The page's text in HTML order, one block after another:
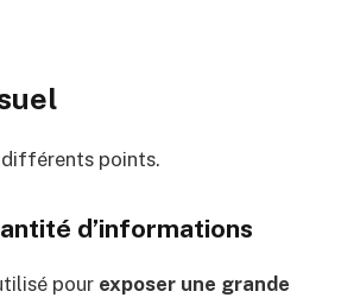
différents points.
d’informations
pour exposer une grande